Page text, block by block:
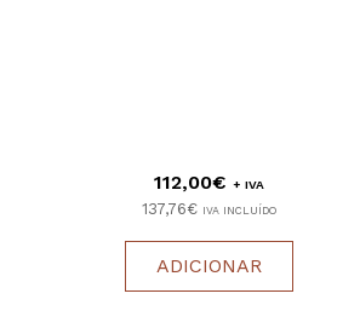
112,00€ + IVA
137,76€ IVA INCLUÍDO
ADICIONAR